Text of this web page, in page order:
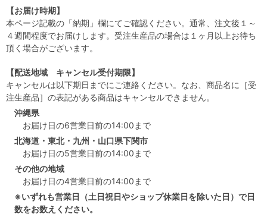
【お届け時期】
本ページ記載の「納期」欄にてご確認ください。通常、注文後１～
４週間程度でお届けします。受注生産品の場合は１ヶ月以上お待ち
頂く場合がございます。
【配送地域 キャンセル受付期限】
キャンセルは以下期日までにご連絡ください。なお、商品名に［受
注生産品］の表記がある商品はキャンセルできません。
沖縄県
お届け日の6営業日前の14:00まで
北海道・東北・九州・山口県下関市
お届け日の5営業日前の14:00まで
その他の地域
お届け日の4営業日前の14:00まで
※いずれも営業日（土日祝日やショップ休業日を除いた日）で日
数をお数えください。